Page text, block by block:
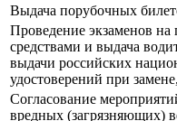
Выдача порубочных
Прoведение экзаменов
средствами и выдача
выдачи российских
удостоверений при
Согласование
вредных (загрязняющих)